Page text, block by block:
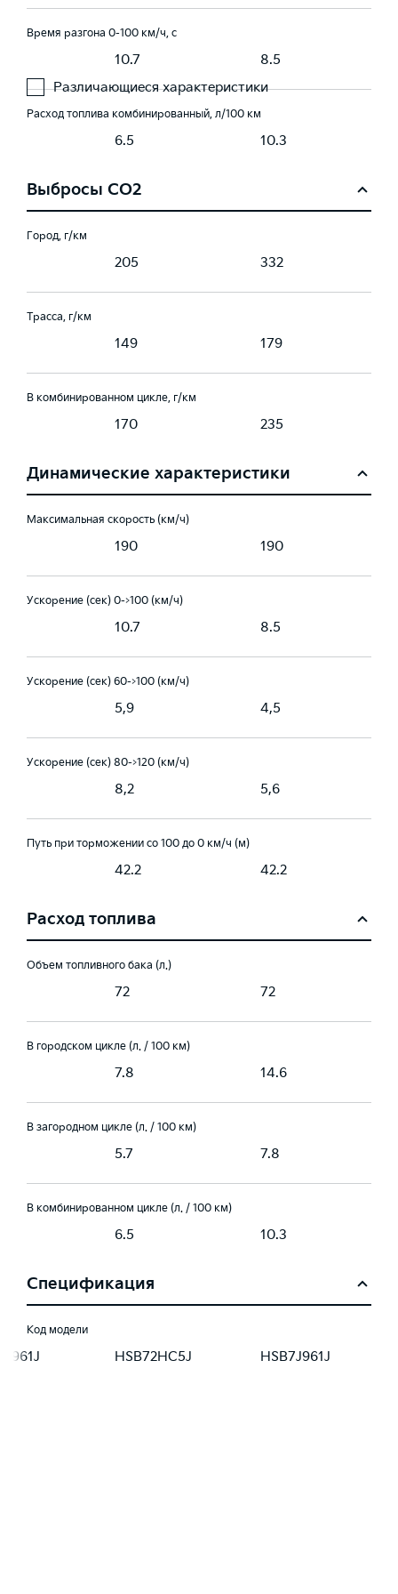
Различающиеся характеристики
Время разгона 0-100 км/ч, с
10.7 8.5
Расход топлива комбинированный, л/100 км
6.5 10.3
Выбросы CO2
Город, г/км
205 332
Трасса, г/км
149 179
В комбинированном цикле, г/км
170 235
Динамические характеристики
Максимальная скорость (км/ч)
190 190
Ускорение (сек) 0->100 (км/ч)
10.7 8.5
Ускорение (сек) 60->100 (км/ч)
5,9 4,5
Ускорение (сек) 80->120 (км/ч)
8,2 5,6
Путь при торможении со 100 до 0 км/ч (м)
42.2 42.2
Расход топлива
Объем топливного бака (л.)
72 72
В городском цикле (л. / 100 км)
7.8 14.6
В загородном цикле (л. / 100 км)
5.7 7.8
В комбинированном цикле (л. / 100 км)
6.5 10.3
Спецификация
Код модели
HSB72HC5J HSB7J961J